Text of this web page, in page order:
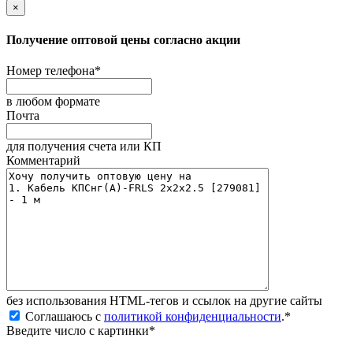
×
Получение оптовой цены согласно акции
Номер телефона*
в любом формате
Почта
для получения счета или КП
Комментарий
без иcпользования HTML-тегов и ссылок на другие сайты
Соглашаюсь с политикой конфиденциальности.*
Введите число с картинки*